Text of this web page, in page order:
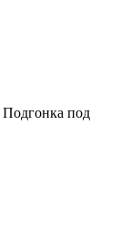
Подгонка под